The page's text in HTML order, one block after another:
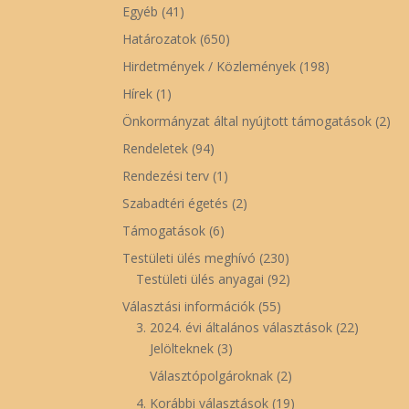
Egyéb (41)
Határozatok (650)
Hirdetmények / Közlemények (198)
Hírek (1)
Önkormányzat által nyújtott támogatások (2)
Rendeletek (94)
Rendezési terv (1)
Szabadtéri égetés (2)
Támogatások (6)
Testületi ülés meghívó (230)
Testületi ülés anyagai (92)
Választási információk (55)
3. 2024. évi általános választások (22)
Jelölteknek (3)
Választópolgároknak (2)
4. Korábbi választások (19)